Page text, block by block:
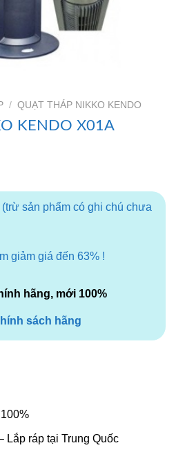
/ QUẠT THÁP NIKKO KENDO
KENDO X01A
sản phẩm có ghi chú chưa
giảm giá đến 63% !
hãng, mới 100%
sách hãng
Lắp ráp tại Trung Quốc